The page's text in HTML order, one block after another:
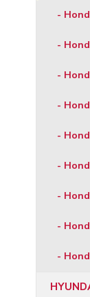
-
-
-
-
-
-
-
-
-